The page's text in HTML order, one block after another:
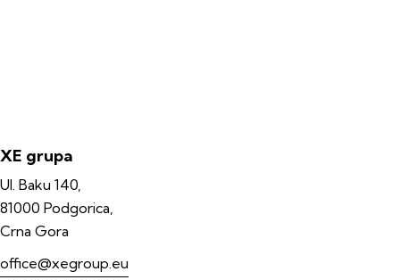
XE grupa
Ul. Baku 140,
81000 Podgorica,
Crna Gora
office@xegroup.eu